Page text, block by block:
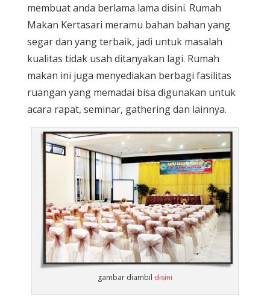
membuat anda berlama lama disini. Rumah
Makan Kertasari meramu bahan bahan yang
segar dan yang terbaik, jadi untuk masalah
kualitas tidak usah ditanyakan lagi. Rumah
makan ini juga menyediakan berbagi fasilitas
ruangan yang memadai bisa digunakan untuk
acara rapat, seminar, gathering dan lainnya.
gambar diambil disini